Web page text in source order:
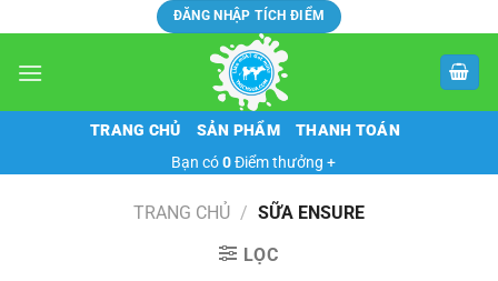
to
content
ĐĂNG NHẬP TÍCH ĐIỂM
TRANG CHỦ SẢN PHẨM THANH TOÁN
Bạn có0Điểm thưởng +
TRANG CHỦ / SỮA ENSURE
LỌC